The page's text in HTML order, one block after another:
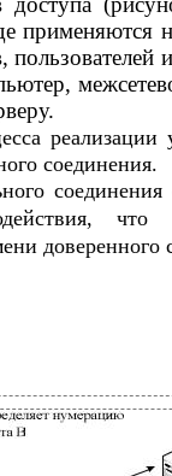
применяются
пользователей
реализации
соединения.
соединения
что
доверенного